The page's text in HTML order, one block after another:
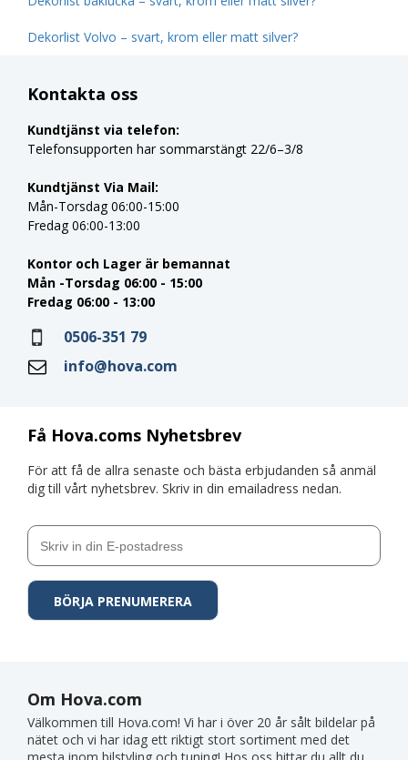
Dekorlist Volvo – svart, krom eller matt silver?
Få Hova.coms Nyhetsbrev
För att få de allra senaste och bästa erbjudanden så anmäl
dig till vårt nyhetsbrev. Skriv in din emailadress nedan.
Kontakta oss
Kundtjänst via telefon:
Telefonsupporten har sommarstängt 22/6–3/8
Kundtjänst Via Mail:
Mån-Torsdag 06:00-15:00
Fredag 06:00-13:00
Kontor och Lager är bemannat
Mån -Torsdag 06:00 - 15:00
Fredag 06:00 - 13:00
0506-351 79
info@hova.com
Om Hova.com
Välkommen till Hova.com! Vi har i över 20 år sålt bildelar på
nätet och vi har idag ett riktigt stort sortiment med det
mesta inom bilstyling och tuning! Hos oss hittar du allt du